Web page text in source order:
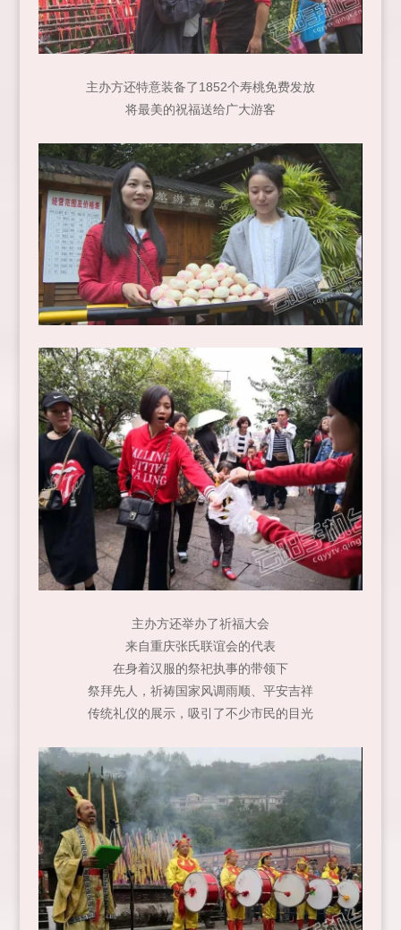
主办方还特意装备了1852个寿桃免费发放
将最美的祝福送给广大游客
主办方还举办了祈福大会
来自重庆张氏联谊会的代表
在身着汉服的祭祀执事的带领下
祭拜先人，祈祷国家风调雨顺、平安吉祥
传统礼仪的展示，吸引了不少市民的目光